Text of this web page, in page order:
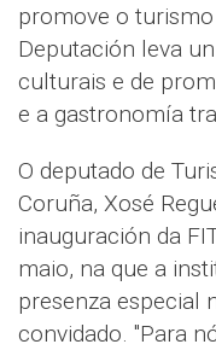
promove o
Deputación leva
culturais e de
e a gastronomía
O deputado de
Coruña, Xosé
inauguración da
maio, na que a
presenza especial
convidado. "Para